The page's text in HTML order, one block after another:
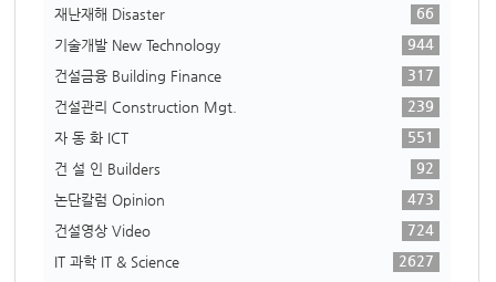
재난재해 Disaster
66
기술개발 New Technology
944
건설금융 Building Finance
317
건설관리 Construction Mgt.
239
자 동 화 ICT
551
건 설 인 Builders
92
논단칼럼 Opinion
473
건설영상 Video
724
IT 과학 IT & Science
2627